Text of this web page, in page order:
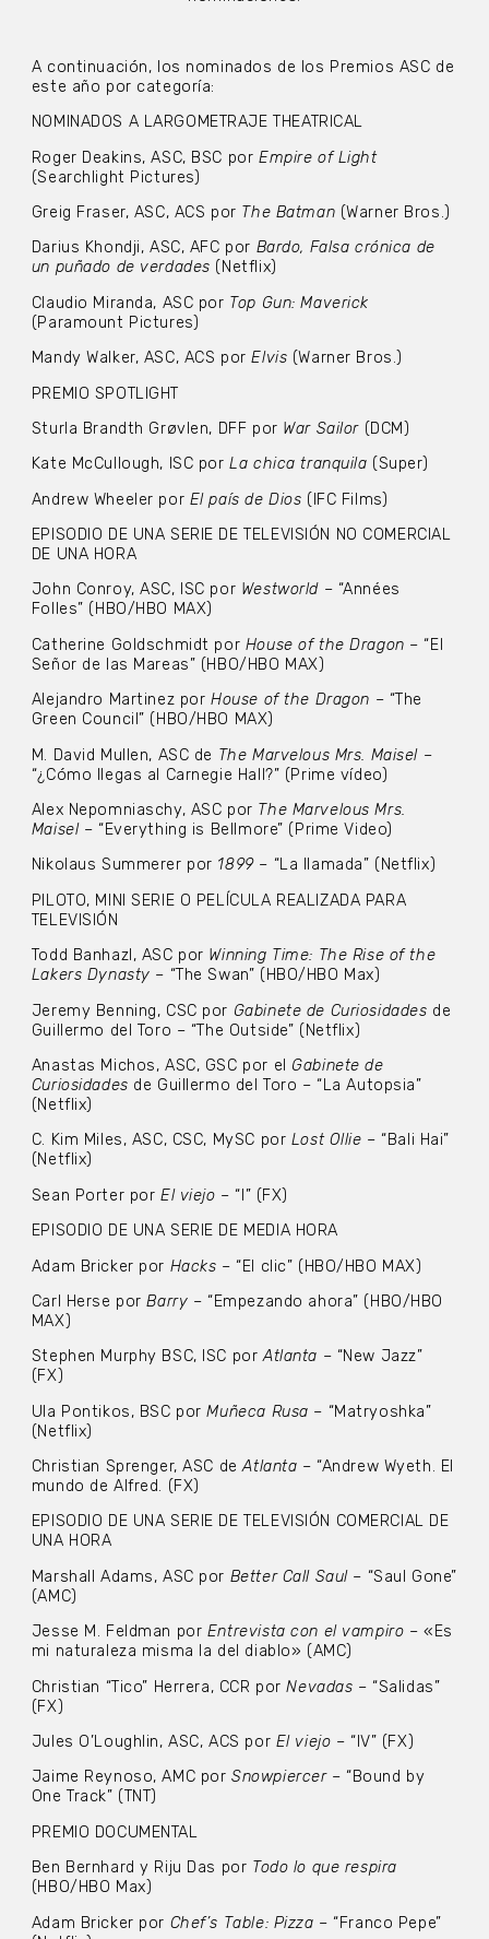
A continuación, los nominados de los Premios ASC de
este año por categoría:
NOMINADOS A LARGOMETRAJE THEATRICAL
Roger Deakins, ASC, BSC por Empire of Light
(Searchlight Pictures)
Greig Fraser, ASC, ACS por The Batman (Warner Bros.)
Darius Khondji, ASC, AFC por Bardo, Falsa crónica de
un puñado de verdades (Netflix)
Claudio Miranda, ASC por Top Gun: Maverick
(Paramount Pictures)
Mandy Walker, ASC, ACS por Elvis (Warner Bros.)
PREMIO SPOTLIGHT
Sturla Brandth Grøvlen, DFF por War Sailor (DCM)
Kate McCullough, ISC porLa chica tranquila (Super)
Andrew Wheeler por El país de Dios (IFC Films)
EPISODIO DE UNA SERIE DE TELEVISIÓN NO COMERCIAL
DE UNA HORA
John Conroy, ASC, ISC por Westworld– “Années
Folles” (HBO/HBO MAX)
Catherine Goldschmidt por House of the Dragon – “El
Señor de las Mareas” (HBO/HBO MAX)
Alejandro Martinez por House of the Dragon – “The
Green Council” (HBO/HBO MAX)
M. David Mullen, ASC de The Marvelous Mrs. Maisel –
“¿Cómo llegas al Carnegie Hall?” (Prime vídeo)
Alex Nepomniaschy, ASC por The Marvelous Mrs.
Maisel– “Everything is Bellmore” (Prime Video)
Nikolaus Summerer por 1899– “La llamada” (Netflix)
PILOTO, MINI SERIE O PELÍCULA REALIZADA PARA
TELEVISIÓN
Todd Banhazl, ASC por Winning Time: The Rise of the
Lakers Dynasty – “The Swan” (HBO/HBO Max)
Jeremy Benning, CSC por Gabinete de Curiosidades de
Guillermo del Toro – “The Outside” (Netflix)
Anastas Michos, ASC, GSC por el Gabinete de
Curiosidades de Guillermo del Toro – “La Autopsia”
(Netflix)
C. Kim Miles, ASC, CSC, MySC por Lost Ollie – “Bali Hai”
(Netflix)
Sean Porter porEl viejo – “I” (FX)
EPISODIO DE UNA SERIE DE MEDIA HORA
Adam Bricker por Hacks – “El clic” (HBO/HBO MAX)
Carl Herse porBarry – “Empezando ahora” (HBO/HBO
MAX)
Stephen Murphy BSC, ISC porAtlanta – “New Jazz”
(FX)
Ula Pontikos, BSC porMuñeca Rusa – “Matryoshka”
(Netflix)
Christian Sprenger, ASC deAtlanta – “Andrew Wyeth. El
mundo de Alfred. (FX)
EPISODIO DE UNA SERIE DE TELEVISIÓN COMERCIAL DE
UNA HORA
Marshall Adams, ASC por Better Call Saul– “Saul Gone”
(AMC)
Jesse M. Feldman por Entrevista con el vampiro – «Es
mi naturaleza misma la del diablo» (AMC)
Christian “Tico” Herrera, CCR porNevadas – “Salidas”
(FX)
Jules O’Loughlin, ASC, ACS por El viejo – “IV” (FX)
Jaime Reynoso, AMC por Snowpiercer– “Bound by
One Track” (TNT)
PREMIO DOCUMENTAL
Ben Bernhard y Riju Das por Todo lo que respira
(HBO/HBO Max)
Adam Bricker por Chef’s Table: Pizza – “Franco Pepe”